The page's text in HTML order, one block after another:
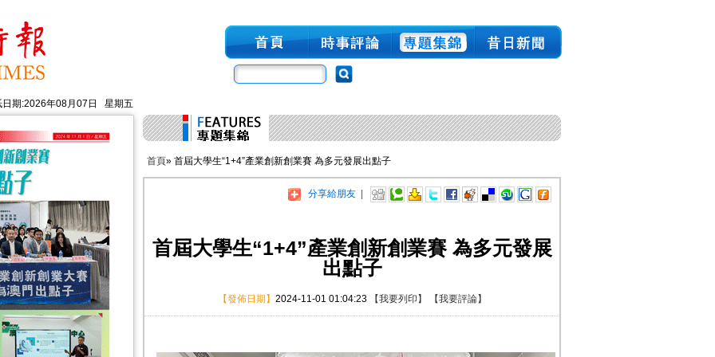
日期:2026年08月07日 星期五
首頁» 首屆大學生“1+4”產業創新創業賽 為多元發展出點子
分享給朋友 |
首屆大學生“1+4”產業創新創業賽 為多元發展
出點子
【發佈日期】 2024-11-01 01:04:23 【我要列印】 【我要評論】